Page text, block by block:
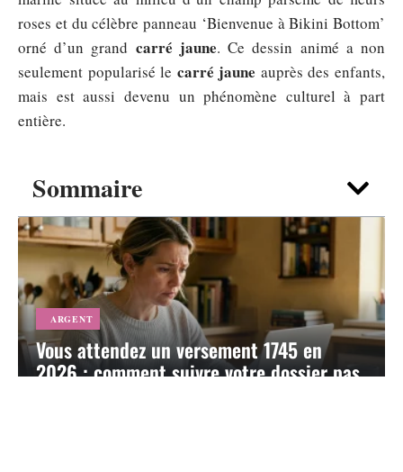
Sommaire
ARGENT
Vous attendez un versement 1745 en
2026 : comment suivre votre dossier pas
roses et du célèbre panneau ‘Bienvenue à Bikini Bottom’
orné d’un grand carré jaune. Ce dessin animé a non
seulement popularisé le carré jaune auprès des enfants,
mais est aussi devenu un phénomène culturel à part
entière.